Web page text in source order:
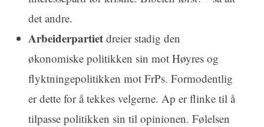
det andre.
Arbeiderpartietdreier stadig den
økonomiske politikken sin mot Høyres og
flyktningepolitikken mot FrPs. Formodentlig
er dette for å tekkes velgerne. Ap er flinke til å
tilpasse politikken sin til opinionen. Følelsen